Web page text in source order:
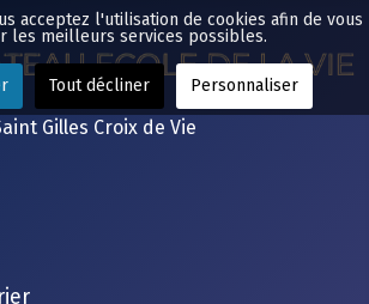
Gilles Croix de Vie
acceptez l'utilisation de cookies afin de vous
les meilleurs services possibles.
Tout décliner Personnaliser